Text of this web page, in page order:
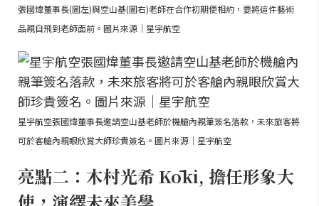
張國煒董事長(圖左)與空山基(圖右)老師在合作初期便相約，要將這件藝術
品親自飛到老師面前。圖片來源｜星宇航空
星宇航空張國煒董事長邀請空山基老師於機艙內親筆簽名落款，未來旅客將
可於客艙內親眼欣賞大師珍貴簽名。圖片來源｜星宇航空
亮點二：木村光希 Kōki, 擔任形象大